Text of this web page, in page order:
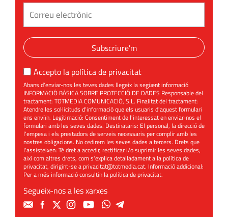
Subscriure'm
Accepto la política de privacitat
Abans d'enviar-nos les teves dades llegeix la següent informació
INFORMACIÓ BÀSICA SOBRE PROTECCIÓ DE DADES Responsable del
tractament: TOTMEDIA COMUNICACIÓ, S.L. Finalitat del tractament:
Atendre les sol·licituds d'informació que els usuaris d'aquest formulari
ens enviïn. Legitimació: Consentiment de l'interessat en enviar-nos el
formulari amb les seves dades. Destinataris: El personal, la direcció de
l'empesa i els prestadors de serveis necessaris per complir amb les
nostres obligacions. No cedirem les seves dades a tercers. Drets que
l'assisteixen: Té dret a accedir, rectificar i/o suprimir les seves dades,
així com altres drets, com s'explica detalladament a la política de
privacitat, dirigint-se aprivacitat@totmedia.cat. Informació addicional:
Per a més informació consultin lapolítica de privacitat.
Segueix-nos a les xarxes